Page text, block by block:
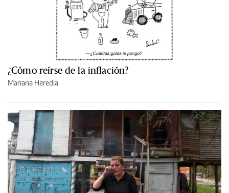
¿Cómo reírse de la inflación?
Mariana Heredia